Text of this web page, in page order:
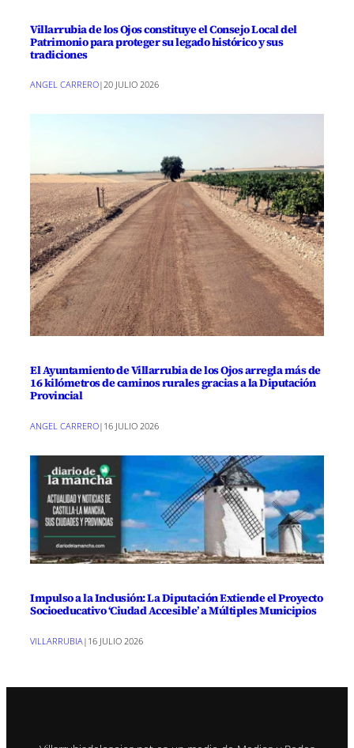
Villarrubia de los Ojos constituye el Consejo Local del
Patrimonio para proteger su legado histórico y sus
tradiciones
ANGEL CARRERO|20 JULIO 2026
El Ayuntamiento de Villarrubia de los Ojos arregla más de
16 kilómetros de caminos rurales gracias a la Diputación
Provincial
ANGEL CARRERO| 16 JULIO 2026
Impulso a la Inclusión: La Diputación Extiende el Proyecto
Socioeducativo ‘Ciudad Accesible’ a Múltiples Municipios
VILLARRUBIA | 16 JULIO 2026